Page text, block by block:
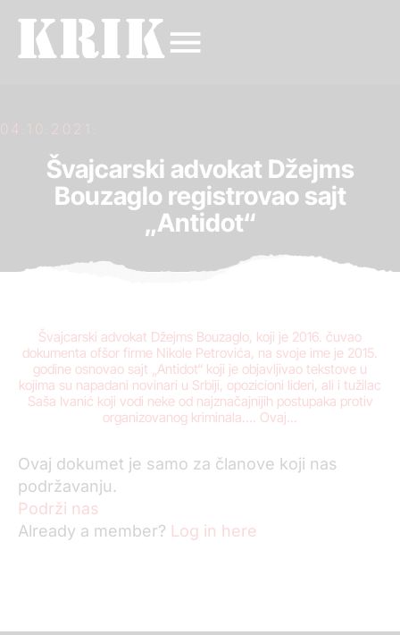
04.10.2021.
Švajcarski advokat Džejms
Bouzaglo registrovao sajt
„Antidot“
Švajcarski advokat Džejms Bouzaglo, koji je 2016. čuvao
dokumenta ofšor firme Nikole Petrovića, na svoje ime je 2015.
godine osnovao sajt „Antidot“ koji je objavljivao tekstove u
kojima su napadani novinari u Srbiji, opozicioni lideri, ali i tužilac
Saša Ivanić koji vodi neke od najznačajnijih postupaka protiv
organizovanog kriminala…. Ovaj...
Ovaj dokumet je samo za članove koji nas
podržavanju.
Podrži nas
Already a member? Log in here